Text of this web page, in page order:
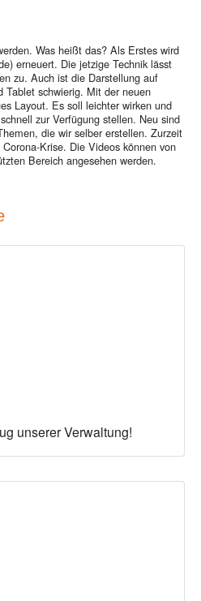
Was heißt das? Als Erstes wird
erneuert. Die jetzige Technik lässt
zu. Auch ist die Darstellung auf
Tablet schwierig. Mit der neuen
Layout. Es soll leichter wirken und
zur Verfügung stellen. Neu sind
die wir selber erstellen. Zurzeit
Krise. Die Videos können von
Bereich angesehen werden.
unserer Verwaltung!